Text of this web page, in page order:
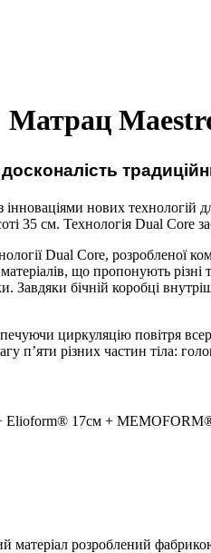
Матрац
нових технологій
35 см. Технологія Dual Core
Dual Core,
що пропонують
бічній коробці
циркуляцію повітря
п’яти різних частин тіла:
Elioform® 17см +
розроблений